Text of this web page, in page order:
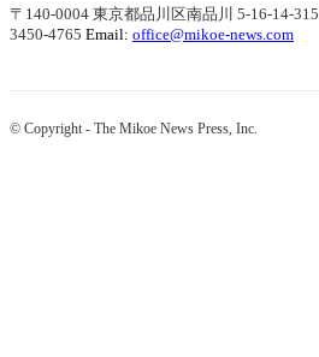
〒140-0004 東京都品川区南品川 5-16-14-315
3450-4765 Email: office@mikoe-news.com
© Copyright - The Mikoe News Press, Inc.